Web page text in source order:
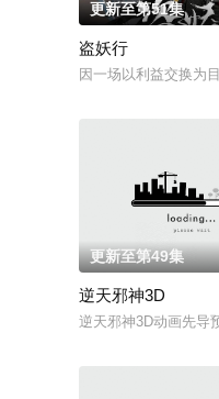
更新至第51集
盗妖行
因一场以利益交换为
更新至第49集
逆天邪神3D
逆天邪神3D动画先导